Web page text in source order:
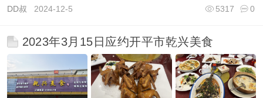
DD叔 2024-12-5 0
5317
2023年3月15日应约开平市乾兴美食